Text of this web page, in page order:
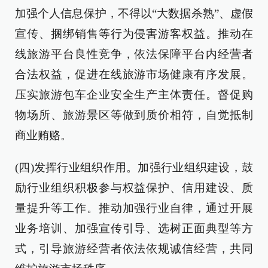
加强个人信息保护，不得以“大数据杀熟”、虚假
宣传、捆绑销售等行为侵害游客权益。推动在
线旅游平台良性竞争，依法保障平台内经营者
合法权益，促进在线旅游市场健康有序发展。
压实旅游包车企业安全生产主体责任。督促购
物场所、旅游景区等做到质价相符，自觉抵制
商业贿赂。
(四)发挥行业组织作用。加强行业组织建设，鼓
励行业组织积极参与权益保护、信用建设、质
量提升等工作。推动加强行业自律，通过开展
业务培训、加强宣传引导、选树正面典型等方
式，引导旅游经营者依法依规诚信经营，共同